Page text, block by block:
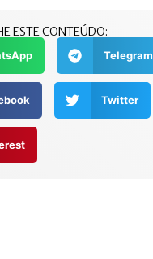
ESTE CONTEÚDO:
Telegram
Twitter